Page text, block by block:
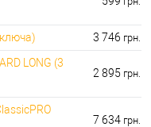
3 746 грн.
LONG (3
2 895 грн.
7 634 грн.